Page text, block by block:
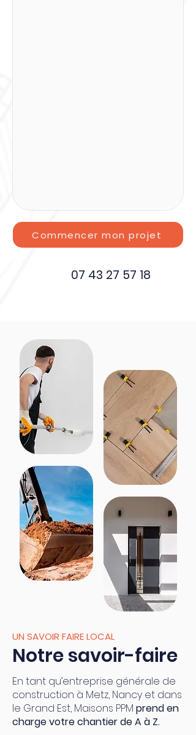
Commencer mon projet
07 43 27 57 18
UN SAVOIR FAIRE LOCAL
Notre savoir-faire
En tant qu’entreprise générale de
construction à Metz, Nancy et dans
le Grand Est, Maisons PPM prend en
charge votre chantier de A à Z.